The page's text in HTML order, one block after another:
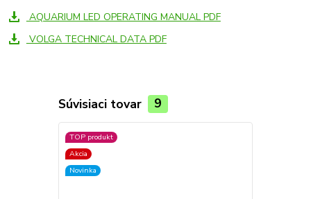
AQUARIUM LED OPERATING MANUAL PDF
VOLGA TECHNICAL DATA PDF
Súvisiaci tovar 9
TOP produkt
Akcia
Novinka